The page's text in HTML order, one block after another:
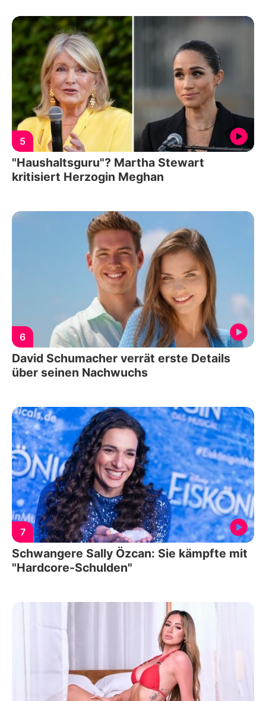
5
"Haushaltsguru"? Martha Stewart
kritisiert Herzogin Meghan
6
David Schumacher verrät erste Details
über seinen Nachwuchs
7
Schwangere Sally Özcan: Sie kämpfte mit
"Hardcore-Schulden"